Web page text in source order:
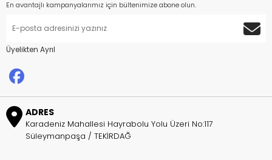
En avantajlı kampanyalarımız için bültenimize abone olun.
Üyelikten Ayrıl
ADRES
Karadeniz Mahallesi Hayrabolu Yolu Üzeri No:117
Süleymanpaşa / TEKİRDAĞ